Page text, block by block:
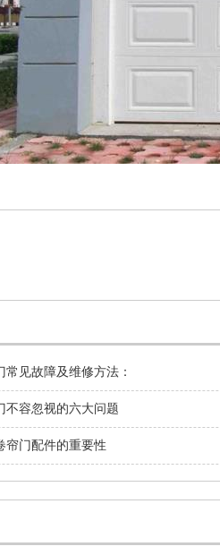
常见故障及维修方法：
不容忽视的六大问题
帘门配件的重要性